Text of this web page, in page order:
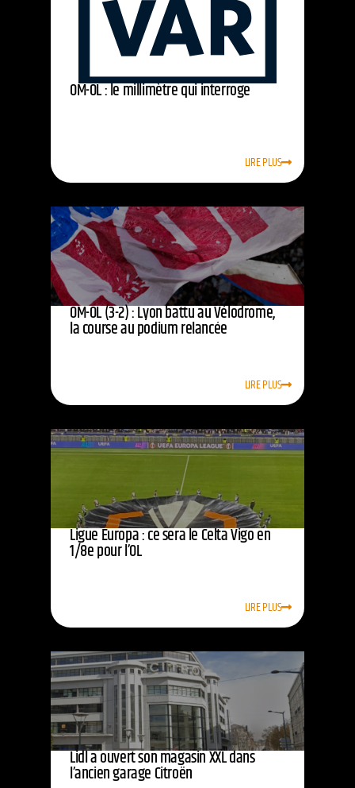
OM-OL : le millimètre qui interroge
LIRE PLUS
OM-OL (3-2) : Lyon battu au Vélodrome,
la course au podium relancée
LIRE PLUS
Ligue Europa : ce sera le Celta Vigo en
1/8e pour l’OL
LIRE PLUS
Lidl a ouvert son magasin XXL dans
l’ancien garage Citroën